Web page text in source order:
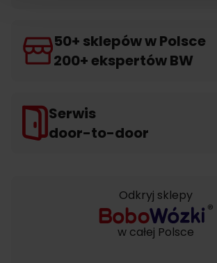
50+ sklepów w Polsce
200+ ekspertów BW
Serwis
door-to-door
Odkryj sklepy
w całej Polsce